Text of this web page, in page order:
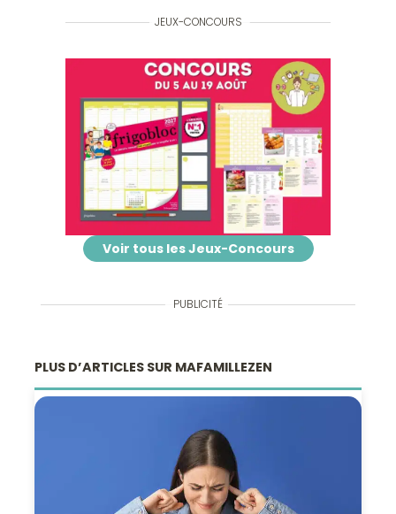
JEUX-CONCOURS
Voir tous les Jeux-Concours
PUBLICITÉ
PLUS D’ARTICLES SUR MAFAMILLEZEN